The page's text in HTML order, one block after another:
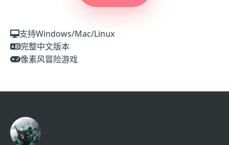
支持Windows/Mac/Linux
完整中文版本
像素风冒险游戏